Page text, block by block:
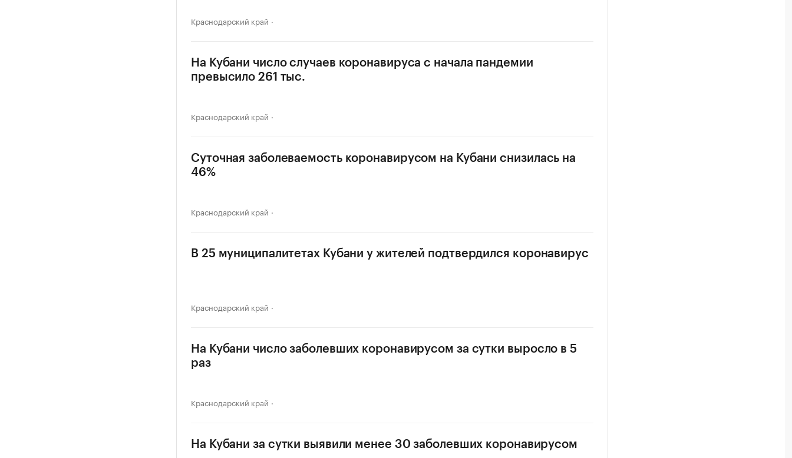
Краснодарский край
На Кубани число случаев коронавируса с начала пандемии
превысило 261 тыс.
Краснодарский край
Суточная заболеваемость коронавирусом на Кубани снизилась на
46%
Краснодарский край
В 25 муниципалитетах Кубани у жителей подтвердился коронавирус
Краснодарский край
На Кубани число заболевших коронавирусом за сутки выросло в 5
раз
Краснодарский край
На Кубани за сутки выявили менее 30 заболевших коронавирусом